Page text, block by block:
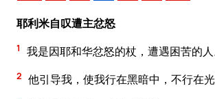
耶利米自叹遭主忿怒
1 我是因耶和华忿怒的杖，遭遇困苦的人
2 他引导我，使我行在黑暗中，不行在光